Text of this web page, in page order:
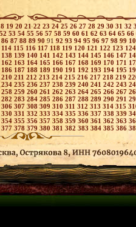
19 20 2122 23 24 25 26 27 28 29 30 31 32
52 53 54 55 56 57 58 59 60 61 62 63 64 65 66
86 87 88 89 90 91 92 93 94 95 96 97 98 99
114 115 116 117 118 119 120 121 122 123 124
138 139 140 141 142 143 144 145 146 147
162 163 164 165 166 167 168 169 170 171
186 187 188 189 190 191 192 193 194 195
210 211 212 213 214 215 216 217 218 219
234 235 236 237 238 239 240 241 242 243
258 259 260 261 262 263 264 265 266 267
282 283 284 285 286 287 288 289 290 291
306 307 308309 310 311 312 313 314 315
330 331 332 333 334 335 336 337 338 339
354 355 356 357 358 359 360 361 362 363
377 378 379 380 381 382 383 384 385 386